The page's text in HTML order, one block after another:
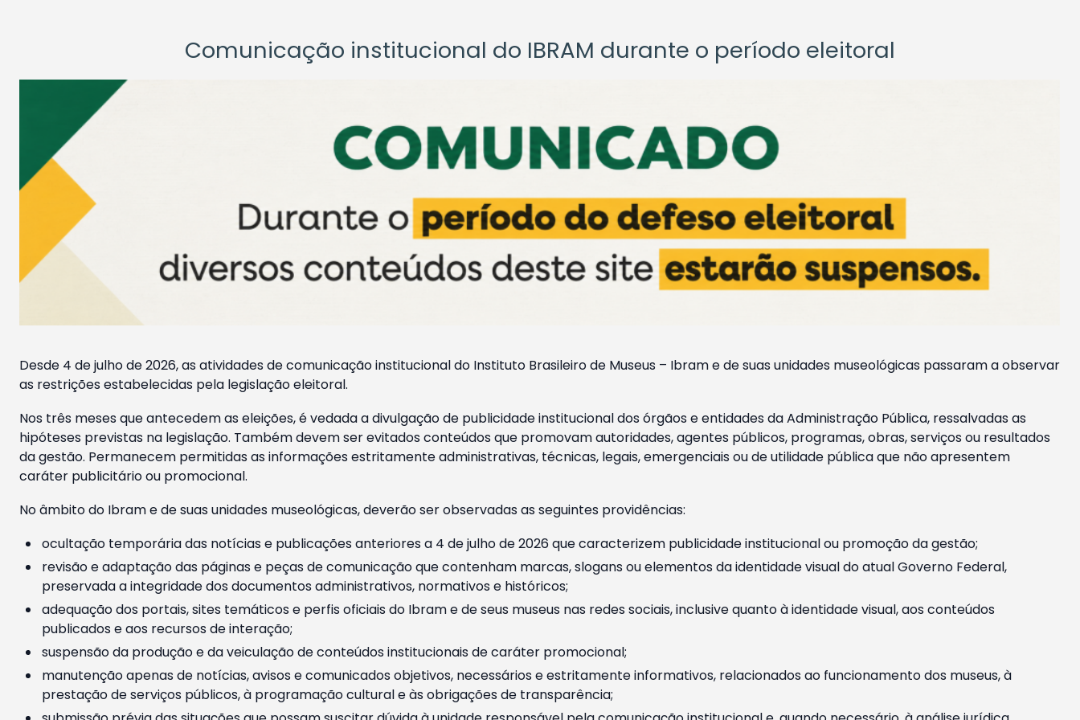
Comunicação institucional do IBRAM durante o período eleitoral
Desde 4 de julho de 2026, as atividades de comunicação institucional do Instituto Brasileiro de Museus – Ibram e de suas unidades museológicas passaram a observar
as restrições estabelecidas pela legislação eleitoral.
Nos três meses que antecedem as eleições, é vedada a divulgação de publicidade institucional dos órgãos e entidades da Administração Pública, ressalvadas as
hipóteses previstas na legislação. Também devem ser evitados conteúdos que promovam autoridades, agentes públicos, programas, obras, serviços ou resultados
da gestão. Permanecem permitidas as informações estritamente administrativas, técnicas, legais, emergenciais ou de utilidade pública que não apresentem
caráter publicitário ou promocional.
No âmbito do Ibram e de suas unidades museológicas, deverão ser observadas as seguintes providências:
ocultação temporária das notícias e publicações anteriores a 4 de julho de 2026 que caracterizem publicidade institucional ou promoção da gestão;
revisão e adaptação das páginas e peças de comunicação que contenham marcas, slogans ou elementos da identidade visual do atual Governo Federal,
preservada a integridade dos documentos administrativos, normativos e históricos;
adequação dos portais, sites temáticos e perfis oficiais do Ibram e de seus museus nas redes sociais, inclusive quanto à identidade visual, aos conteúdos
publicados e aos recursos de interação;
suspensão da produção e da veiculação de conteúdos institucionais de caráter promocional;
manutenção apenas de notícias, avisos e comunicados objetivos, necessários e estritamente informativos, relacionados ao funcionamento dos museus, à
prestação de serviços públicos, à programação cultural e às obrigações de transparência;